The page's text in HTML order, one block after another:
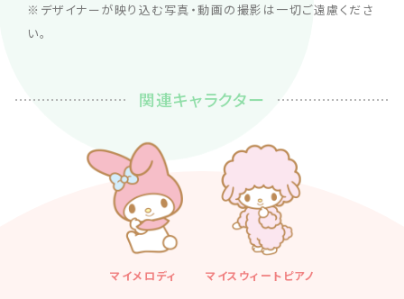
※デザイナーが映り込む写真・動画の撮影は一切ご遠慮くださ
い。
関連キャラクター
マイメロディ マイスウィートピアノ